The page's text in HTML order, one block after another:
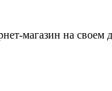
магазин на своем